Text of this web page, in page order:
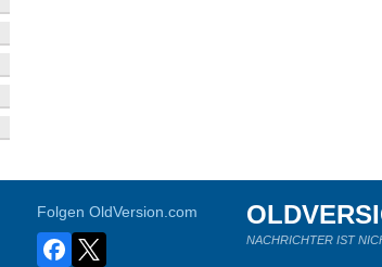
Folgen OldVersion.com
NACHRICHTER IST